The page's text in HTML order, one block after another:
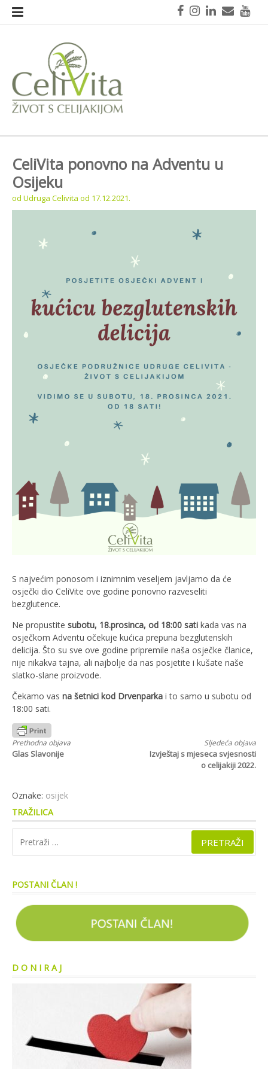
Skoči
FacebookInstagram
LinkedIn
Mail
CeliVita ponovno na Adventu u
Osijeku
od Udruga Celivita od 17.12.2021.
S najvećim ponosom i iznimnim veseljem javljamo da će
osječki dio CeliVite ove godine ponovno razveseliti
bezglutence.
Ne propustite subotu, 18.prosinca, od 18:00 sati kada vas na
osječkom Adventu očekuje kućica prepuna bezglutenskih
delicija. Što su sve ove godine pripremile naša osječke članice,
nije nikakva tajna, ali najbolje da nas posjetite i kušate naše
slatko-slane proizvode.
Čekamo vas na šetnici kod Drvenparka i to samo u subotu od
18:00 sati.
Nastavi
čitanjem
Prethodna objava
Glas Slavonije
Sljedeća objava
Izvještaj s mjeseca svjesnosti
o celijakiji 2022.
Oznake: osijek
TRAŽILICA
POSTANI ČLAN !
D O N I R A J